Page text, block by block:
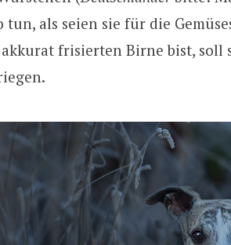
tun, als seien sie für die
frisierten Birne bist, soll